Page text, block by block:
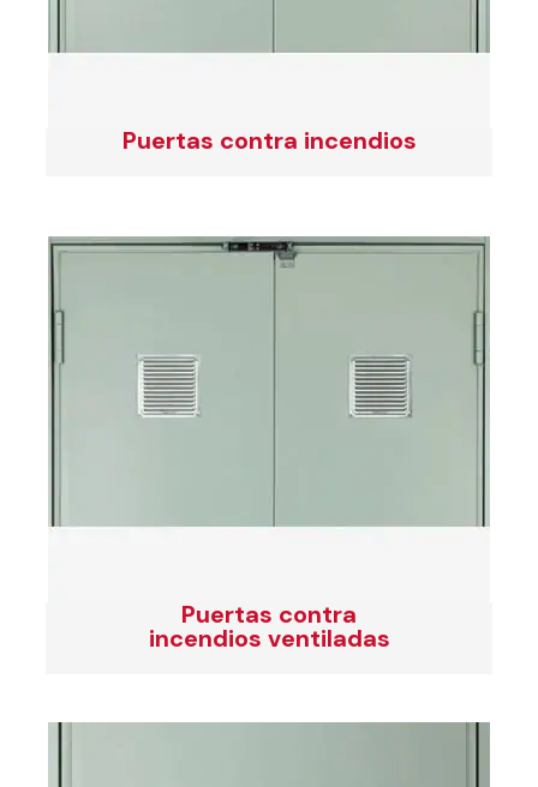
Puertas contra incendios
Puertas contra
incendios ventiladas